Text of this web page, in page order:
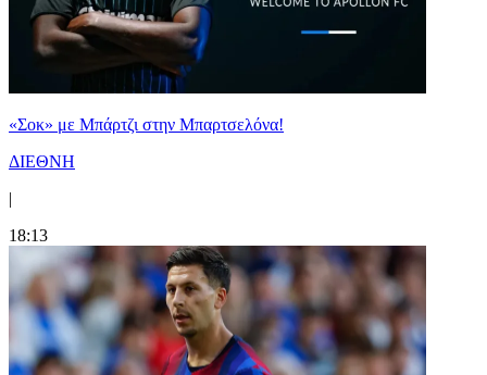
«Σοκ» με Μπάρτζι στην Μπαρτσελόνα!
ΔΙΕΘΝΗ
|
18:13